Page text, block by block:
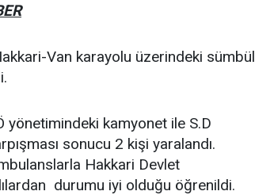
Van karayolu üzerindeki sümbül
yönetimindeki kamyonet ile S.D
sonucu 2 kişi yaralandı.
Hakkari Devlet
durumu iyi olduğu öğrenildi.